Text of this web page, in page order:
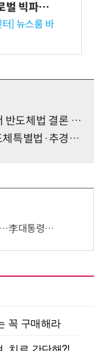
벌 빅파마
팅 지원…K
교두보 확
] 뉴스룸 바
결론 내리겠다”
·추경 논의 전망
공항 임시배치”